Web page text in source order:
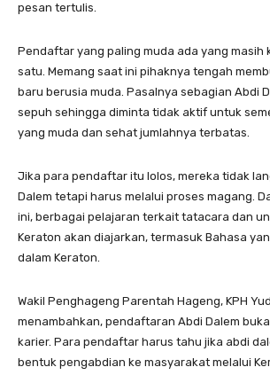
pesan tertulis.
Pendaftar yang paling muda ada yang masih
satu. Memang saat ini pihaknya tengah
baru berusia muda. Pasalnya sebagian Abdi
sepuh sehingga diminta tidak aktif untuk
yang muda dan sehat jumlahnya terbatas.
Jika para pendaftar itu lolos, mereka tidak
Dalem tetapi harus melalui proses magang.
ini, berbagai pelajaran terkait tatacara dan
Keraton akan diajarkan, termasuk Bahasa
dalam Keraton.
Wakil Penghageng Parentah Hageng, KPH
menambahkan, pendaftaran Abdi Dalem
karier. Para pendaftar harus tahu jika abdi
bentuk pengabdian ke masyarakat melalui